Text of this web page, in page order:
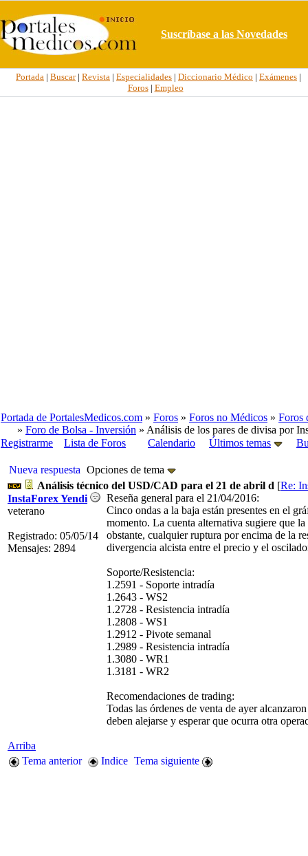
Suscríbase a las Novedades
Portada | Buscar| Revista | Especialidades | Diccionario Médico | Exámenes |
Foros| Empleo
Portada de PortalesMedicos.com » Foros » Foros no Médicos » Foros
» Foro de Bolsa - Inversión » Análisis de los pares de divisa por
Registrarme
Lista de Foros Calendario Últimos temas
Nueva respuesta Opciones de tema
Análisis técnico del USD/CAD para el 21 de abril d [Re:
InstaForex Yendi
veterano
Registrado: 05/05/14
Mensajes: 2894
Reseña general para el 21/04/2016:
Cinco ondas a la baja están presentes en el
momento. La cuenta alternativa sugiere que
obstante, cualquier ruptura por encima de la
divergencia alcista entre el precio y el
Soporte/Resistencia:
1.2591 - Soporte intradía
1.2643 - WS2
1.2728 - Resistencia intradía
1.2808 - WS1
1.2912 - Pivote semanal
1.2989 - Resistencia intradía
1.3080 - WR1
1.3181 - WR2
Recomendaciones de trading:
Todas las órdenes de venta de ayer
deben alejarse y esperar que ocurra otra
Arriba
Tema anterior
Indice Tema siguiente